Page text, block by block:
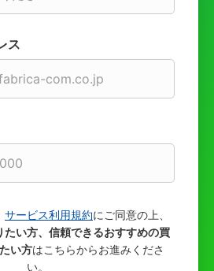
ス
サービス利用規約にご同意の上、
たい方、信頼できるおすすめの買
い方はこちらからお進みくださ
い。